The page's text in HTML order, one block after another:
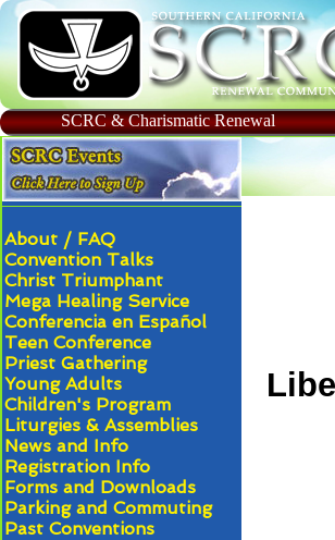
SCRC & Charismatic Renewal
About / FAQ
Convention Talks
Christ Triumphant
Mega Healing Service
Conferencia en Español
Teen Conference
Priest Gathering
Young Adults
Children's Program
Liturgies & Assemblies
News and Info
Registration Info
Forms and Downloads
Parking and Commuting
Past Conventions